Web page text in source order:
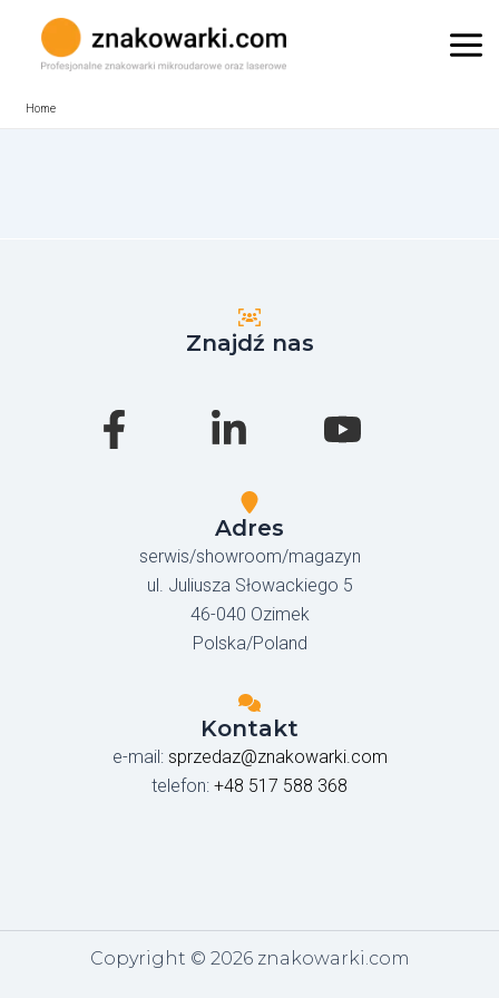
content
Home
Znajdź nas
Adres
serwis/showroom/magazyn
ul. Juliusza Słowackiego 5
46-040 Ozimek
Polska/Poland
Kontakt
e-mail: sprzedaz@znakowarki.com
telefon: +48 517 588 368
Copyright © 2026 znakowarki.com